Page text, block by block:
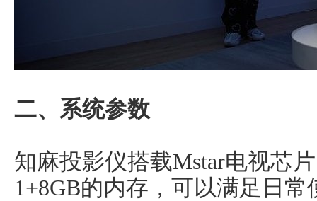
二、系统参数
知麻投影仪搭载Mstar电视芯
1+8GB的内存，可以满足日